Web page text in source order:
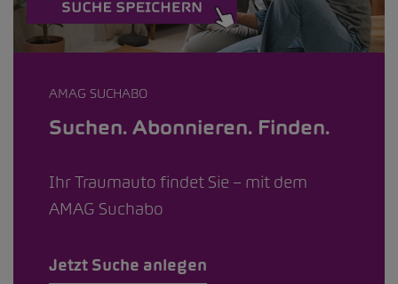
AMAG SUCHABO
Suchen. Abonnieren. Finden.
Ihr Traumauto findet Sie – mit dem
AMAG Suchabo
Jetzt Suche anlegen